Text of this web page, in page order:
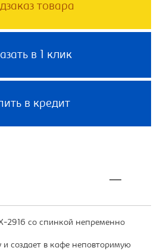
товара
в 1 клик
в кредит
2916 со спинкой непременно
и создает в кафе неповторимую